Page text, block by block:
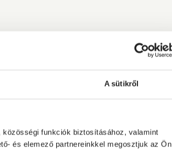
A sütikről
funkciók biztosításához, valamint
és elemező partnereinkkel megosztjuk az Ön